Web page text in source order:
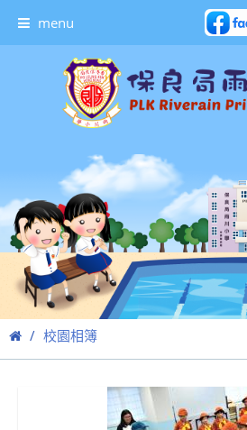
menu
校園相簿